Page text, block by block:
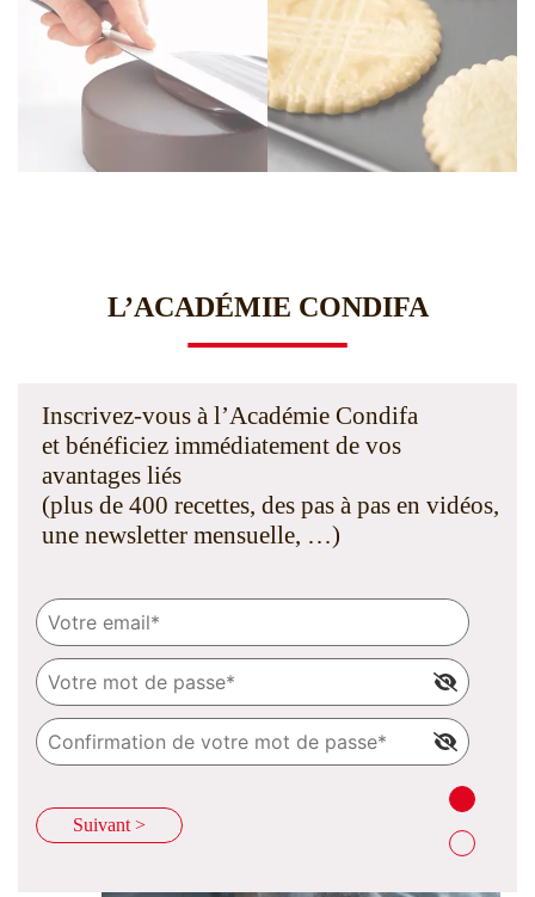
L’ACADÉMIE CONDIFA
Inscrivez-vous à l’Académie Condifa
et bénéficiez immédiatement de vos
avantages liés
(plus de 400 recettes, des pas à pas en vidéos,
une newsletter mensuelle, …)
Suivant >